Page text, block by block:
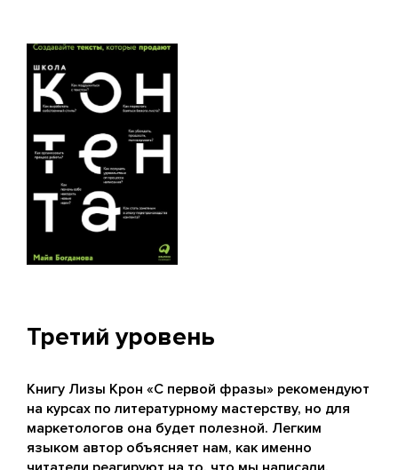
Третий уровень
Книгу Лизы Крон «С первой фразы» рекомендуют
на курсах по литературному мастерству, но для
маркетологов она будет полезной. Легким
языком автор объясняет нам, как именно